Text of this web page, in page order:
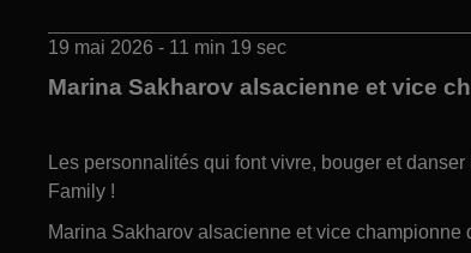
19 mai 2026 - 11 min 19 sec
Marina Sakharov alsacienne et vice
Les personnalités qui font vivre, bouger et
Family !
Marina Sakharov alsacienne et vice championne